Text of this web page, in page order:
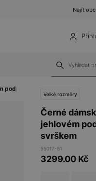
Najít
podpatku s vysokým svrškem
Velké rozměry
Černé
jehlovém
svrškem
55017-81
3299.00Kč